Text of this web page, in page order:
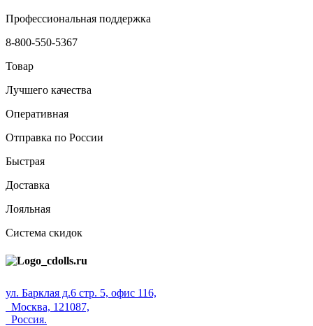
Профессиональная поддержка
8-800-550-5367
Товар
Лучшего качества
Оперативная
Отправка по России
Быстрая
Доставка
Лояльная
Система скидок
ул. Барклая д.6 стр. 5, офис 116,
Москва, 121087,
Россия.